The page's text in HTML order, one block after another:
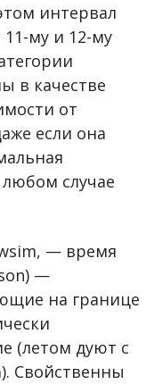
интервал
11-му и 12-му
в качестве
от
если она
случае
—
на границе
(летом дуют с
Свойственны